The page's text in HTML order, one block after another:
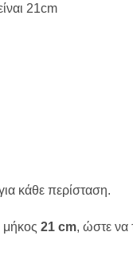
21cm
κάθε περίσταση.
μήκος 21 cm, ώστε να